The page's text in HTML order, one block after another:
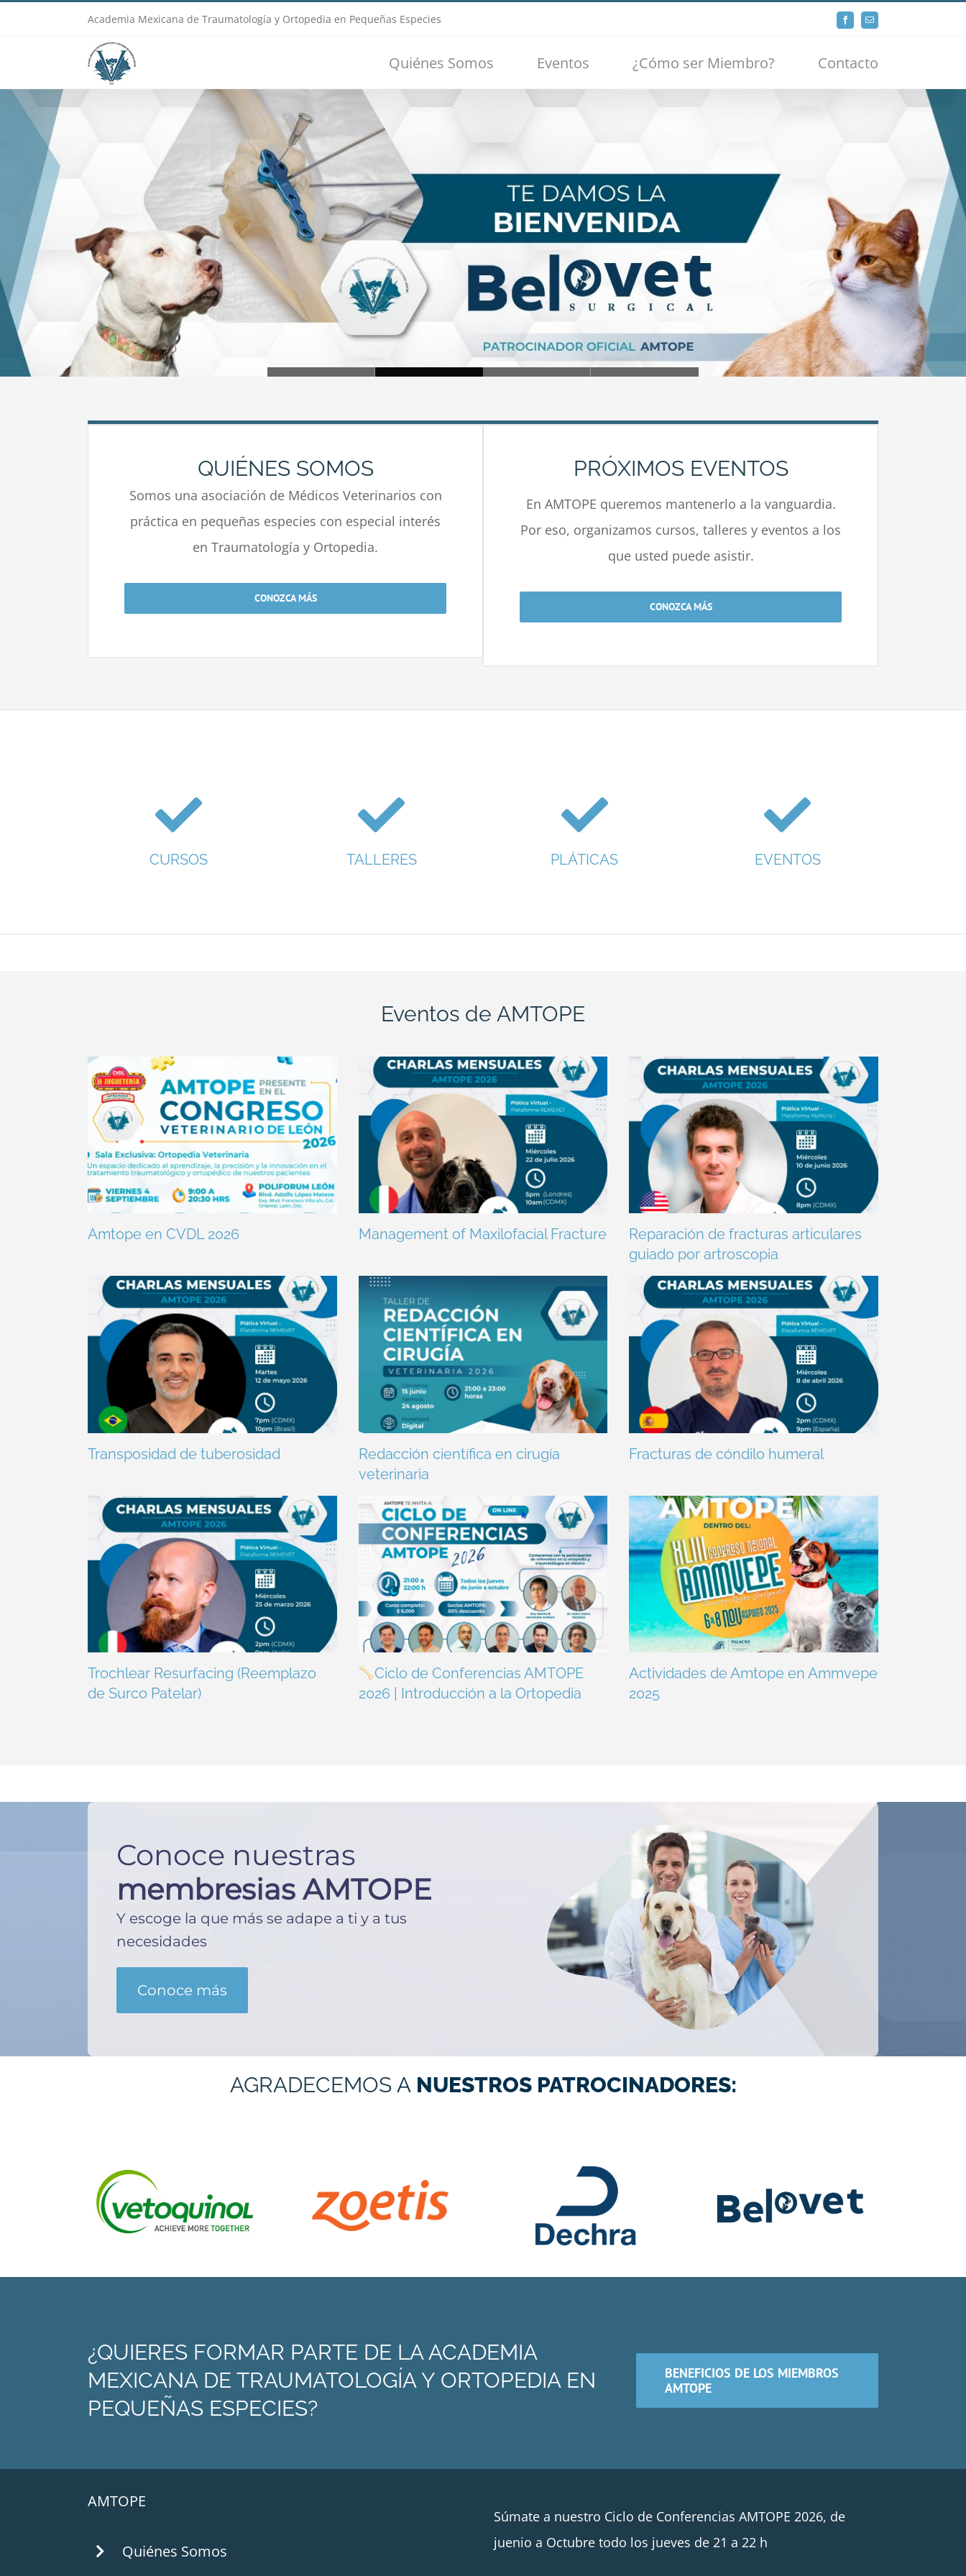
Academia Mexicana de Traumatología y Ortopedia en Pequeñas Especies FacebookEmail
Quiénes Somos Eventos ¿Cómo ser Miembro? Contacto
Loading...
QUIÉNES SOMOS
Somos una asociación de Médicos Veterinarios con
práctica en pequeñas especies con especial interés
en Traumatología y Ortopedia.
CONOZCA MÁS
PRÓXIMOS EVENTOS
En AMTOPE queremos mantenerlo a la vanguardia.
Por eso, organizamos cursos, talleres y eventos a los
que usted puede asistir.
CONOZCA MÁS
CURSOS TALLERES PLÁTICAS EVENTOS
Eventos de AMTOPE
Amtope en CVDL 2026 Management of Maxilofacial Fracture
Reparación de fracturas articulares
guiado por artroscopia
Transposidad de tuberosidad
Redacción científica en cirugía
veterinaria
Fracturas de cóndilo humeral
Trochlear Resurfacing (Reemplazo
de Surco Patelar)
Ciclo de Conferencias AMTOPE
2026 | Introducción a la Ortopedia
Actividades de Amtope en Ammvepe
2025
Conoce nuestras
membresias AMTOPE
Y escoge la que más se adape a ti y a tus
necesidades
Conoce más
AGRADECEMOS A NUESTROS PATROCINADORES:
¿QUIERES FORMAR PARTE DE LA ACADEMIA
MEXICANA DE TRAUMATOLOGÍA Y ORTOPEDIA EN
PEQUEÑAS ESPECIES?
BENEFICIOS DE LOS MIEMBROS
AMTOPE
AMTOPE
Quiénes Somos
Súmate a nuestro Ciclo de Conferencias AMTOPE 2026, de
juenio a Octubre todo los jueves de 21 a 22 h